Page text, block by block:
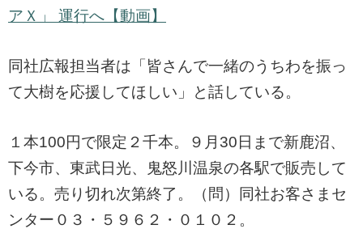
アＸ」 運行へ【動画】
同社広報担当者は「皆さんで一緒のうちわを振っ
て大樹を応援してほしい」と話している。
１本100円で限定２千本。９月30日まで新鹿沼、
下今市、東武日光、鬼怒川温泉の各駅で販売して
いる。売り切れ次第終了。（問）同社お客さまセ
ンター０３・５９６２・０１０２。